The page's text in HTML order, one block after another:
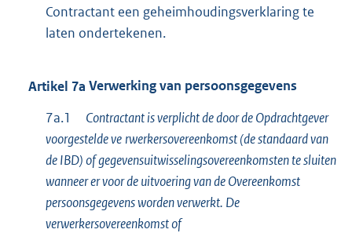
Contractant een geheimhoudingsverklaring te
laten ondertekenen.
Artikel 7a Verwerking van persoonsgegevens
7a.1
Contractant is verplicht de door de Opdrachtgever
voorgestelde ve rwerkersovereenkomst (de standaard van
de IBD) of gegevensuitwisselingsovereenkomsten te sluiten
wanneer er voor de uitvoering van de Overeenkomst
persoonsgegevens worden verwerkt. De
verwerkersovereenkomst of